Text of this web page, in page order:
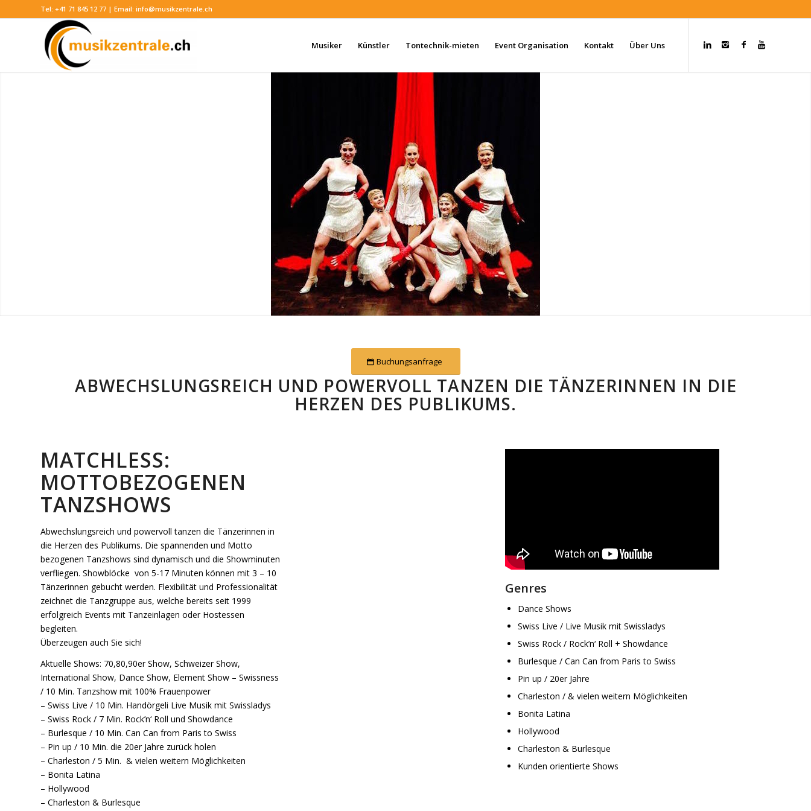
Tel: +41 71 845 12 77 | Email: info@musikzentrale.ch
Musiker Künstler Tontechnik-mieten Event Organisation Kontakt Über Uns
Buchungsanfrage
ABWECHSLUNGSREICH UND POWERVOLL TANZEN DIE TÄNZERINNEN IN DIE
HERZEN DES PUBLIKUMS.
MATCHLESS:
MOTTOBEZOGENEN
TANZSHOWS
Abwechslungsreich und powervoll tanzen die Tänzerinnen in
die Herzen des Publikums. Die spannenden und Motto
bezogenen Tanzshows sind dynamisch und die Showminuten
verfliegen. Showblöcke von 5-17 Minuten können mit 3 – 10
Tänzerinnen gebucht werden. Flexibilität und Professionalität
zeichnet die Tanzgruppe aus, welche bereits seit 1999
erfolgreich Events mit Tanzeinlagen oder Hostessen
begleiten.
Überzeugen auch Sie sich!
Aktuelle Shows: 70,80,90er Show, Schweizer Show,
International Show, Dance Show, Element Show – Swissness
/ 10 Min. Tanzshow mit 100% Frauenpower
– Swiss Live / 10 Min. Handörgeli Live Musik mit Swissladys
– Swiss Rock / 7 Min. Rock’n‘ Roll und Showdance
– Burlesque / 10 Min. Can Can from Paris to Swiss
– Pin up / 10 Min. die 20er Jahre zurück holen
– Charleston / 5 Min. & vielen weitern Möglichkeiten
– Bonita Latina
– Hollywood
– Charleston & Burlesque
Genres
Dance Shows
Swiss Live / Live Musik mit Swissladys
Swiss Rock / Rock’n‘ Roll + Showdance
Burlesque / Can Can from Paris to Swiss
Pin up / 20er Jahre
Charleston / & vielen weitern Möglichkeiten
Bonita Latina
Hollywood
Charleston & Burlesque
Kunden orientierte Shows